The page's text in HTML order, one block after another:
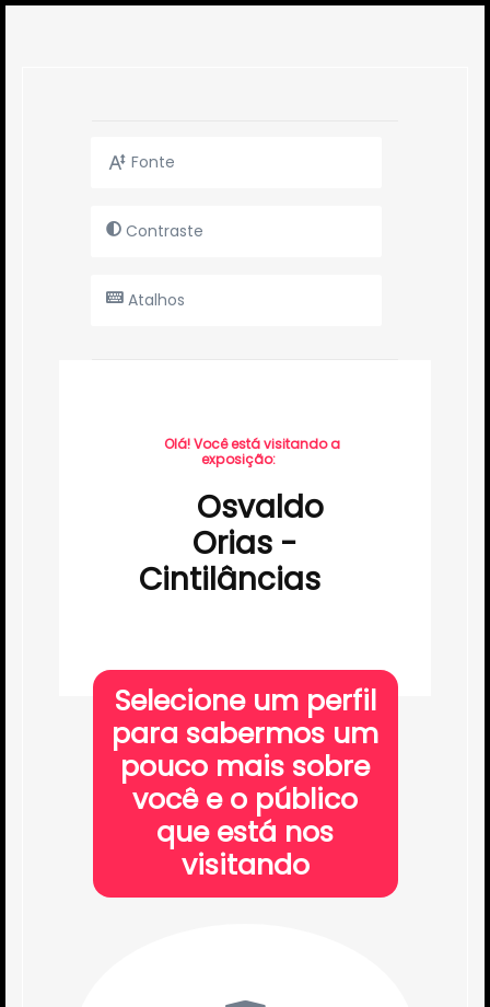
Fonte
Contraste
Atalhos
Olá! Você está visitando a
exposição:
Osvaldo
Orias -
Cintilâncias
Selecione um perfil
para sabermos um
pouco mais sobre
você e o público
que está nos
visitando